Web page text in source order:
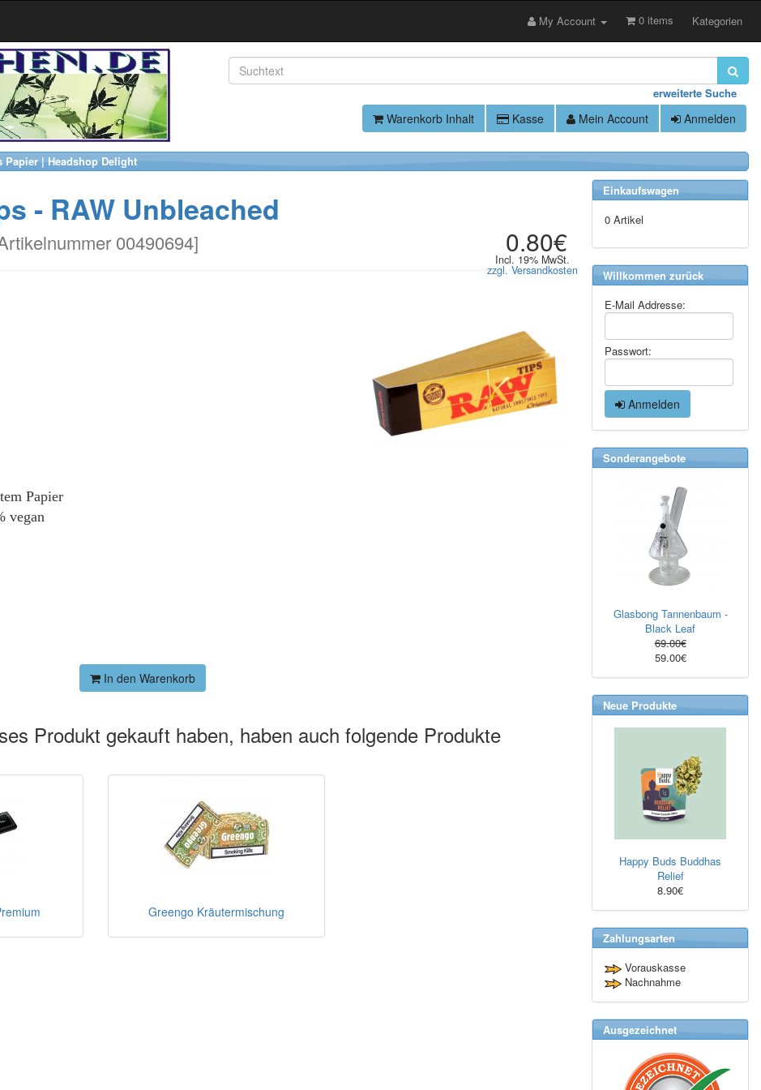
erweiterte Suche
Warenkorb Inhalt Kasse Mein Account Anmelden
Papier | Headshop Delight
- RAW Unbleached
00490694] 0.80€
Incl. 19% MwSt.
zzgl. Versandkosten
Papier
vegan
In den Warenkorb
Produkt gekauft haben, haben auch folgende Produkte
Greengo Kräutermischung
Einkaufswagen
0 Artikel
Willkommen zurück
E-Mail Addresse:
Passwort:
Anmelden
Sonderangebote
Glasbong Tannenbaum -
Black Leaf
69.00€
59.00€
Neue Produkte
Happy Buds Buddhas
Relief
8.90€
Zahlungsarten
Vorauskasse
Nachnahme
Ausgezeichnet
My Account 0 items Kategorien